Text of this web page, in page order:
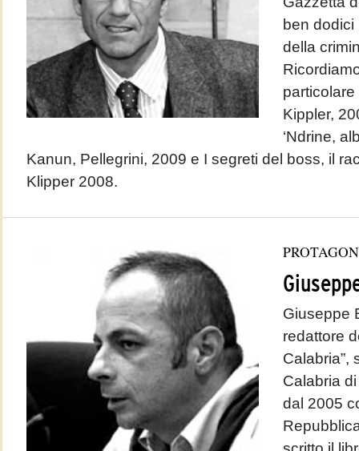
ben
della
particolare
Kippler,
‘Ndrine,
Kanun, Pellegrini, 2009 e I segreti del boss, il
Klipper 2008.
Giuseppe
redattore
Calabria”,
Calabria
dal 2005